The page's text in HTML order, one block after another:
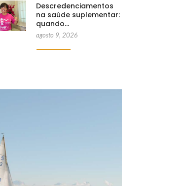
Descredenciamentos
na saúde suplementar:
quando…
agosto 9, 2026